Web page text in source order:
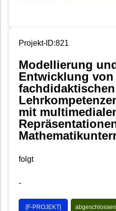
Projekt-ID:821
Modellierung
Entwicklung von
fachdidaktischen
mit
folgt
-
[F-PROJEKT] abgeschlossen